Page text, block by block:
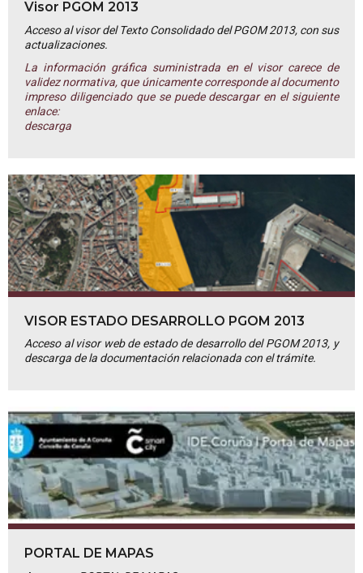
Visor PGOM 2013
Acceso al visor del Texto Consolidado del PGOM 2013, con sus
actualizaciones.
La información gráfica suministrada en el visor carece de
validez normativa, que únicamente corresponde al documento
impreso diligenciado que se puede descargar en el siguiente
enlace:
descarga
VISOR ESTADO DESARROLLO PGOM 2013
Acceso al visor web de estado de desarrollo del PGOM 2013, y
descarga de la documentación relacionada con el trámite.
PORTAL DE MAPAS